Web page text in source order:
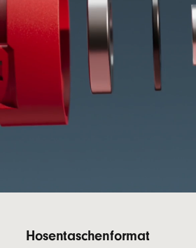
Hosentaschenformat